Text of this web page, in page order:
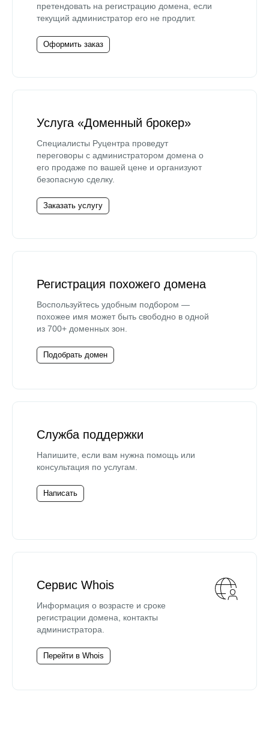
претендовать на регистрацию домена, если
текущий администратор его не продлит.
Оформить заказ
Услуга «Доменный брокер»
Специалисты Руцентра проведут
переговоры с администратором домена о
его продаже по вашей цене и организуют
безопасную сделку.
Заказать услугу
Регистрация похожего домена
Воспользуйтесь удобным подбором —
похожее имя может быть свободно в одной
из 700+ доменных зон.
Подобрать домен
Служба поддержки
Напишите, если вам нужна помощь или
консультация по услугам.
Написать
Сервис Whois
Информация о возрасте и сроке
регистрации домена, контакты
администратора.
Перейти в Whois